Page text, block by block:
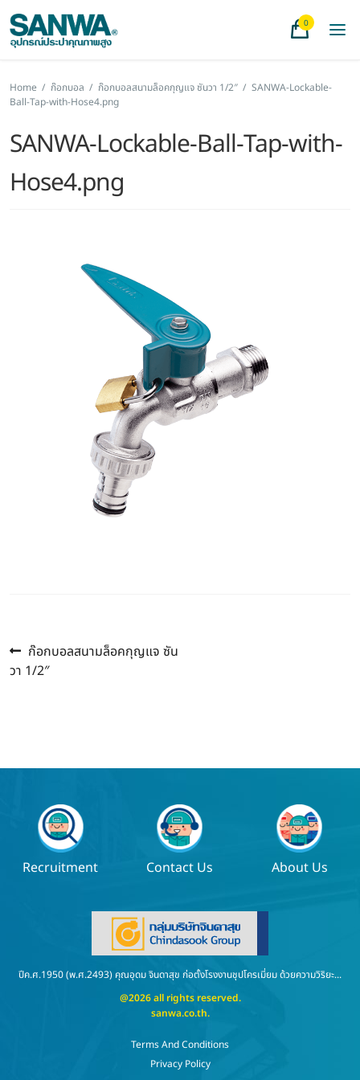
0
Home / ก๊อกบอล / ก๊อกบอลสนามล็อคกุญแจ ซันวา 1/2″ / SANWA-Lockable-
Ball-Tap-with-Hose4.png
SANWA-Lockable-Ball-Tap-with-
Hose4.png
แนะแนว
เรื่อง
Previous
post:
ก๊อกบอลสนามล็อคกุญแจ ซัน
วา 1/2″
Recruitment Contact Us About Us
ปีค.ศ.1950 (พ.ศ.2493) คุณอุดม จินดาสุข ก่อตั้งโรงงานชุปโครเมี่ยม ด้วยความวิริยะ...
@2026 all rights reserved.
sanwa.co.th.
Terms And Conditions
Privacy Policy